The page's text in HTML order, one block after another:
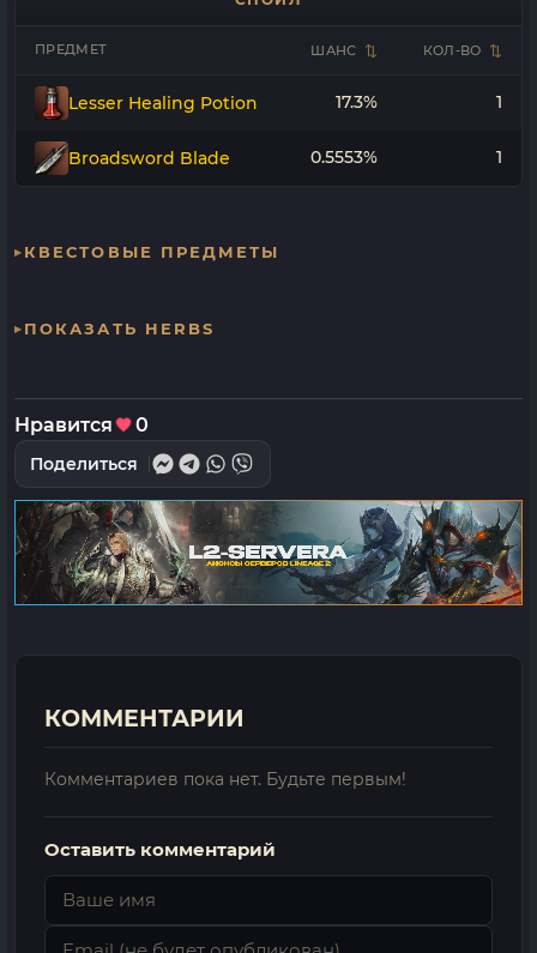
ПРЕДМЕТ ШАНС КОЛ-ВО
Lesser Healing Potion 17.3% 1
Broadsword Blade 0.5553% 1
КВЕСТОВЫЕ ПРЕДМЕТЫ
ПОКАЗАТЬ HERBS
Нравится 0
Поделиться
КОММЕНТАРИИ
Комментариев пока нет. Будьте первым!
Оставить комментарий